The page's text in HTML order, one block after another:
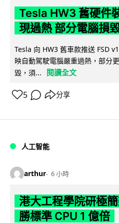
Tesla HW3 舊硬件
現過熱 部分電腦損
Tesla 向 HW3 舊車款推送 FSD
映自動駕駛電腦嚴重過熱，部分
毀，須...
閱讀全文
5 分享
人工智能
arthur 6 小時
港大工程學院研極
勝標準 CPU 1 億倍